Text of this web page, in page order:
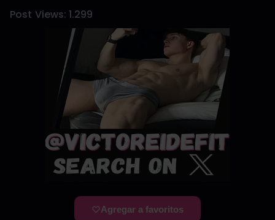
Post Views: 1.299
Agregar a favoritos